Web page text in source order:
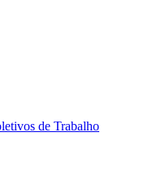
de Trabalho